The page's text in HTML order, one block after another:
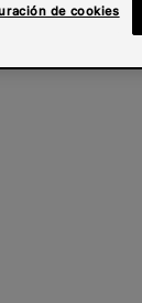
de cookies